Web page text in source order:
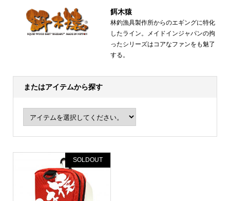
餌木猿
林釣漁具製作所からのエギングに特化
したライン。メイドインジャパンの拘
ったシリーズはコアなファンをも魅了
する。
またはアイテムから探す
SOLDOUT